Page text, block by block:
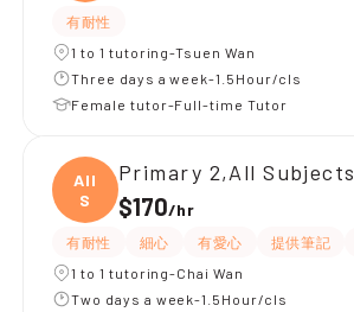
有耐性
1 to 1 tutoring-Tsuen Wan
Three days a week-1.5Hour/cls
Female tutor-Full-time Tutor
All
S
Primary 2,All Subjects
$170/hr
有耐性 細心 有愛心 提供筆記
1 to 1 tutoring-Chai Wan
Two days a week-1.5Hour/cls